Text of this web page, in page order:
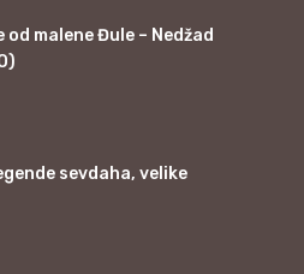
od malene Đule – Nedžad
sevdaha, velike